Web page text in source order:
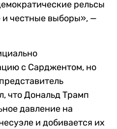
рельсы
и честные выборы», —
с Сарджентом, но
что Дональд Трамп
давление на
и добивается их